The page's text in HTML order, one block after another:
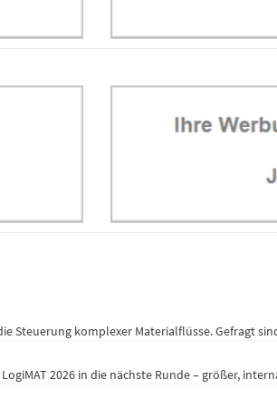
komplexer Materialflüsse. Gefragt
2026 in die nächste Runde – größer,